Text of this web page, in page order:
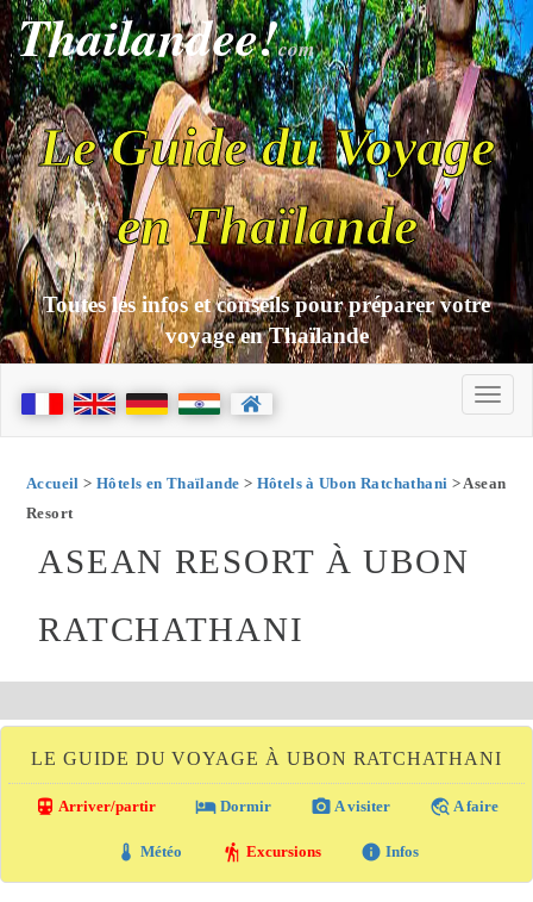
Thailandee!com
Le Guide du Voyage
en Thaïlande
Toutes les infos et conseils pour préparer votre
voyage en Thaïlande
Accueil > Hôtels en Thaïlande > Hôtels à Ubon Ratchathani > Asean
Resort
ASEAN RESORT À UBON
RATCHATHANI
LE GUIDE DU VOYAGE À UBON RATCHATHANI
directions_transit Arriver/partir local_hotel Dormir photo_camera A visiter travel_explore A faire
thermostat Météo hiking Excursions info Infos